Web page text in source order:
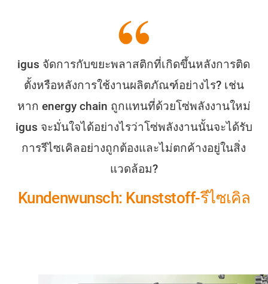
igus จัดการกับขยะพลาสติกที่เกิดขึ้นหลังการติด
ตั้งหรือหลังการใช้งานผลิตภัณฑ์อย่างไร? เช่น
หาก energy chain ถูกแทนที่ด้วยโซ่พลังงานใหม่
igus จะมั่นใจได้อย่างไรว่าโซ่พลังงานนั้นจะได้รับ
การรีไซเคิลอย่างถูกต้องและไม่ตกค้างอยู่ในสิ่ง
แวดล้อม?
Kundenwunsch: Kunststoff-รีไซเคิล